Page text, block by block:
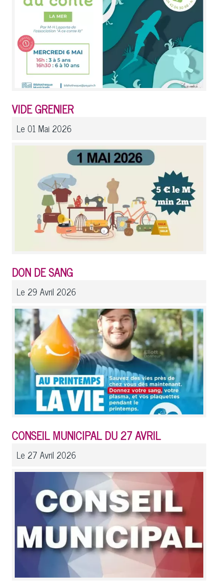
VIDE GRENIER
Le 01 Mai 2026
DON DE SANG
Le 29 Avril 2026
CONSEIL MUNICIPAL DU 27 AVRIL
Le 27 Avril 2026